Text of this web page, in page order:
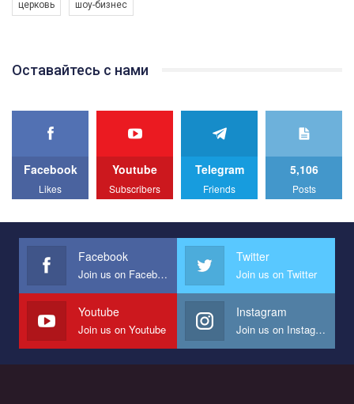
Якщо ти хочеш підтримати нас - просто натисни "лайк" під
best video, representing programme for the development of
We appeal to your support and ask to help us implement our plan
All you have to do is to press "Like" below the video.
Эмоционально сильный ролик от команды "Гей-альянс
представляющий программу развития организации.
Мы просим вас поддержать нас и помочь нам реализовать
наш план по борьбе с насилием и дискриминацией на почве
СОГИ в Украине.
Все, что вам нужно сделать - это зайти на наш канал YouTube
церковь шоу-бизнес
Оставайтесь с нами
Facebook
Likes
Youtube
Subscribers
Telegram
Friends
5,106
Posts
Facebook
Join us on Facebook
Twitter
Join us on Twitter
Youtube
Join us on Youtube
Instagram
Join us on Instagram